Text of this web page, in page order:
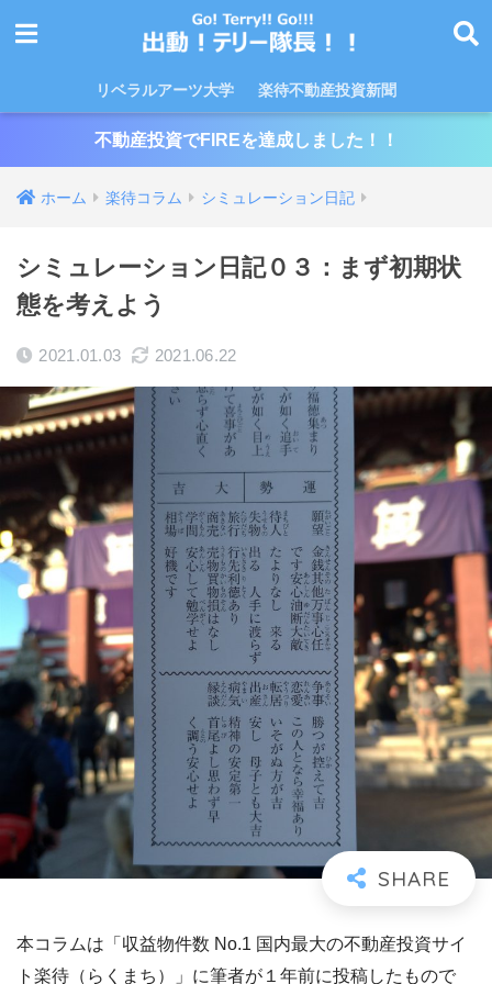
リベラルアーツ大学 楽待不動産投資新聞
不動産投資でFIREを達成しました！！
ホーム 楽待コラム シミュレーション日記
シミュレーション日記０３：まず初期状
態を考えよう
2021.01.03 2021.06.22
本コラムは「収益物件数 No.1 国内最大の不動産投資サイ
ト楽待（らくまち）」に筆者が１年前に投稿したもので